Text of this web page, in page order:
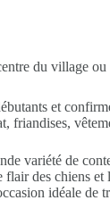
du village
et
friandises,
variété de
des chiens et
idéale